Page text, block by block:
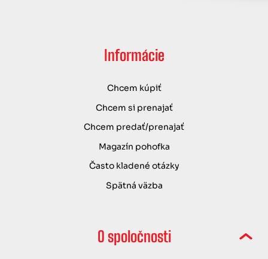
Informácie
Chcem kúpiť
Chcem si prenajať
Chcem predať/prenajať
Magazín pohofka
Často kladené otázky
Spätná väzba
O spoločnosti